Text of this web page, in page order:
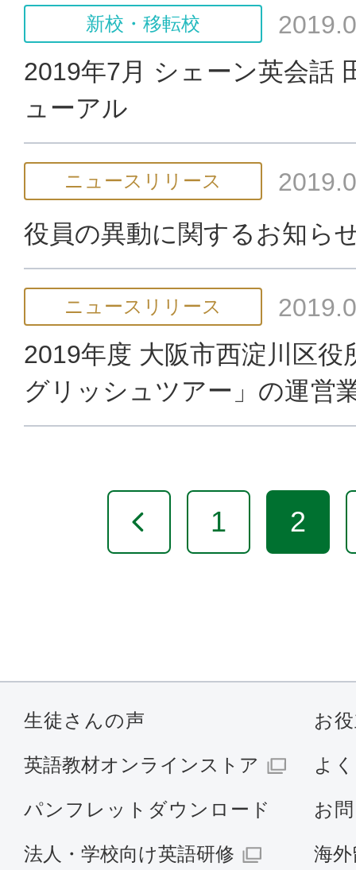
新校・移転校
2019年7月 シェーン英会話
ューアル
ニュースリリース
役員の異動に関するお知ら
ニュースリリース
2019年度 大阪市西淀川区役
グリッシュツアー」の運営
1 2
生徒さんの声 お
英語教材オンラインストア よ
パンフレットダウンロード お
法人・学校向け英語研修 海